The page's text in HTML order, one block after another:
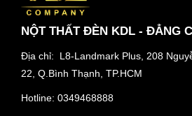
NỘT THẤT ĐÈN KDL - ĐẲNG
Địa chỉ: L8-Landmark Plus, 208
22, Q.Bình Thạnh, TP.HCM
Hotline: 0349468888